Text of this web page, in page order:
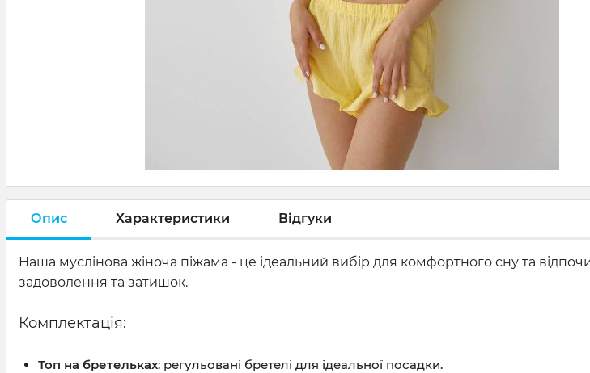
Опис Характеристики Відгуки
Наша муслінова жіноча піжама - це ідеальний вибір для комфортного сну та
задоволення та затишок.
Комплектація:
Топ на бретельках: регульовані бретелі для ідеальної посадки.